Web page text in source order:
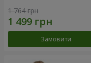
1 764 грн
Замовити